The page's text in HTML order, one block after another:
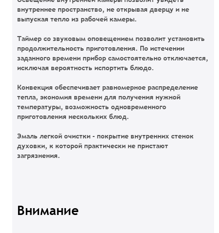
внутреннее пространство, не открывая дверцу и не
выпуская тепло из рабочей камеры.
Таймер со звуковым оповещением позволит установить
продолжительность приготовления. По истечении
заданного времени прибор самостоятельно отключается,
исключая вероятность испортить блюдо.
Конвекция обеспечивает равномерное распределение
тепла, экономия времени для получения нужной
температуры, возможность одновременного
приготовления нескольких блюд.
Эмаль легкой очистки - покрытие внутренних стенок
духовки, к которой практически не пристают
загрязнения.
Внимание